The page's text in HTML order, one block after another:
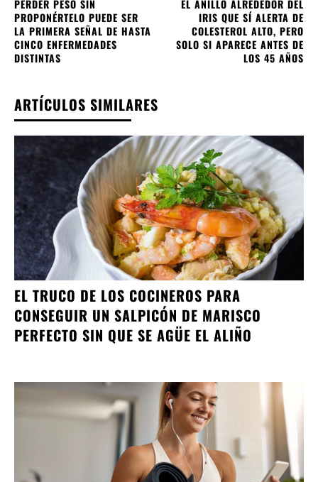
PERDER PESO SIN
PROPONÉRTELO PUEDE SER
LA PRIMERA SEÑAL DE HASTA
CINCO ENFERMEDADES
DISTINTAS
EL ANILLO ALREDEDOR DEL
IRIS QUE SÍ ALERTA DE
COLESTEROL ALTO, PERO
SOLO SI APARECE ANTES DE
LOS 45 AÑOS
ARTÍCULOS SIMILARES
EL TRUCO DE LOS COCINEROS PARA
CONSEGUIR UN SALPICÓN DE MARISCO
PERFECTO SIN QUE SE AGÜE EL ALIÑO